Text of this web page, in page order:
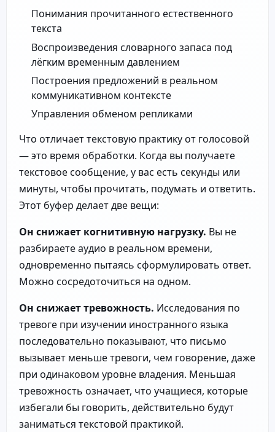
Понимания прочитанного естественного
текста
Воспроизведения словарного запаса под
лёгким временным давлением
Построения предложений в реальном
коммуникативном контексте
Управления обменом репликами
Что отличает текстовую практику от голосовой
— это время обработки. Когда вы получаете
текстовое сообщение, у вас есть секунды или
минуты, чтобы прочитать, подумать и ответить.
Этот буфер делает две вещи:
Он снижает когнитивную нагрузку. Вы не
разбираете аудио в реальном времени,
одновременно пытаясь сформулировать ответ.
Можно сосредоточиться на одном.
Он снижает тревожность. Исследования по
тревоге при изучении иностранного языка
последовательно показывают, что письмо
вызывает меньше тревоги, чем говорение, даже
при одинаковом уровне владения. Меньшая
тревожность означает, что учащиеся, которые
избегали бы говорить, действительно будут
заниматься текстовой практикой.